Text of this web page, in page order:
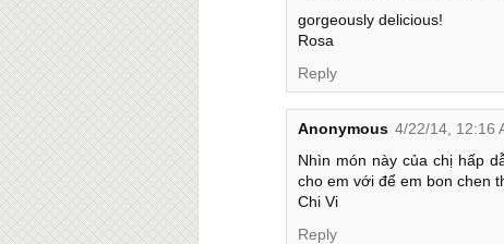
gorgeously delicious!
Rosa
Reply
Anonymous 4/22/14, 12:16
Nhìn món này của chị hấp
cho em với để em bon chen
Chi Vi
Reply